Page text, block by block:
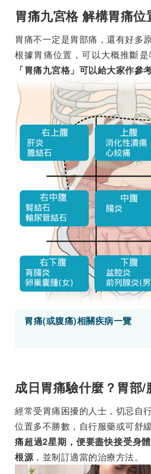
胃痛九宮格 解構胃痛
胃痛不一定是胃部痛，還有好多
根據胃痛位置，可以大概推斷
「胃痛九宮格」可以給大家作參
胃痛(或腹痛)相關疾病一覽
成日胃痛驗什麼？胃部/
經常受胃痛困擾的人士，切忌自
位置多不勝數，自行服藥或可舒
痛超過2星期，便要盡快接受身
根源 ，並制訂適當的治療方法。